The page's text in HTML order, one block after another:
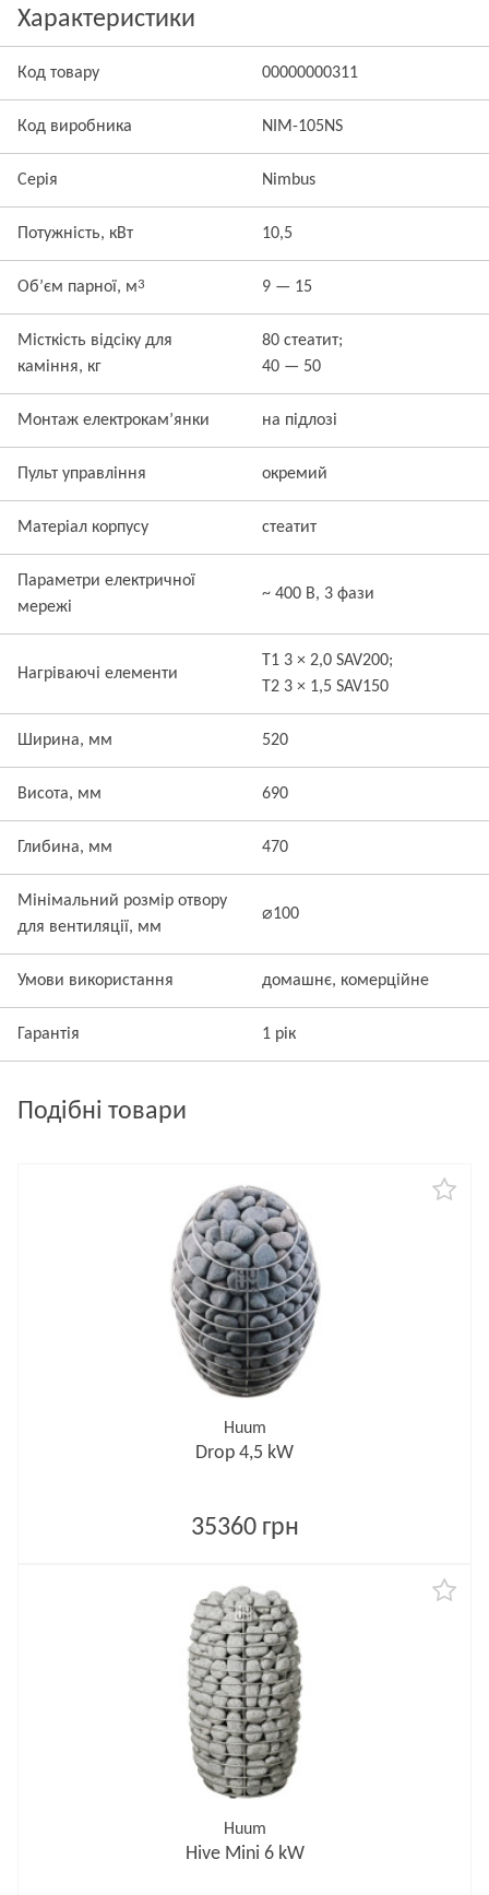
Характеристики
Код товару 00000000311
Код виробника NIM-105NS
Серія Nimbus
Потужність, кВт 10,5
Об’єм парної, м3 9 — 15
Місткість відсіку для
каміння, кг
80 стеатит;
40 — 50
Монтаж електрокам’янки на підлозі
Пульт управління окремий
Матеріал корпусу стеатит
Параметри електричної
мережі
~ 400 В, 3 фази
Нагріваючі елементи
T1 3 × 2,0 SAV200;
T2 3 × 1,5 SAV150
Ширина, мм 520
Висота, мм 690
Глибина, мм 470
Мінімальний розмір отвору
для вентиляції, мм
⌀100
Умови використання домашнє, комерційне
Гарантія 1 рік
Подібні товари
Huum
Drop 4,5 kW
35360 грн
Huum
Hive Mini 6 kW